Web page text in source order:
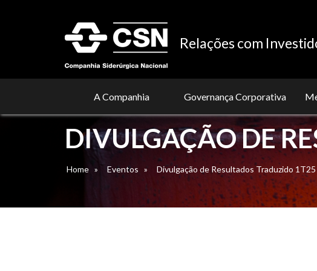
Relações com
A Companhia Governança Corporativa
DIVULGAÇÃO DE
Home » Eventos » Divulgação de Resultados Traduzido 1T25